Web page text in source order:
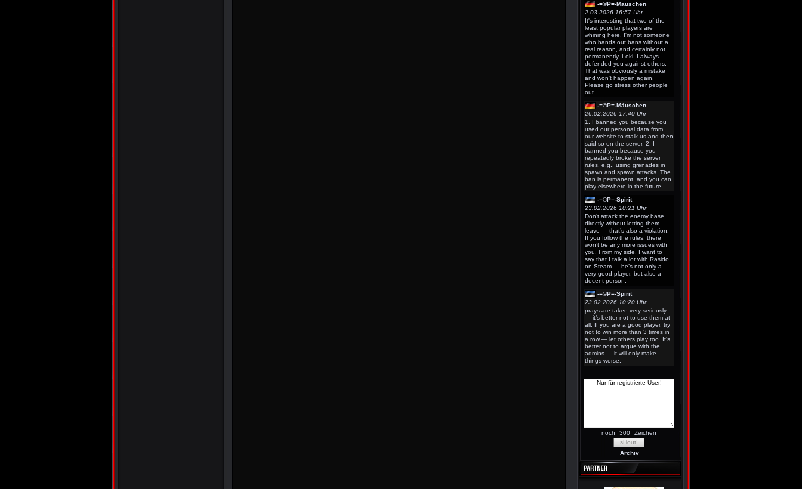
-=©P=-Mäuschen
2.03.2026 16:57 Uhr
It's interesting that two of the
least popular players are
whining here. I'm not someone
who hands out bans without a
real reason, and certainly not
permanently. Loki, I always
defended you against others.
That was obviously a mistake
and won't happen again.
Please go stress other people
out.
-=©P=-Mäuschen
26.02.2026 17:40 Uhr
1. I banned you because you
used our personal data from
our website to stalk us and then
said so on the server. 2. I
banned you because you
repeatedly broke the server
rules, e.g., using grenades in
spawn and spawn attacks. The
ban is permanent, and you can
play elsewhere in the future.
-=©P=-Spirit
23.02.2026 10:21 Uhr
Don’t attack the enemy base
directly without letting them
leave — that’s also a violation.
If you follow the rules, there
won’t be any more issues with
you. From my side, I want to
say that I talk a lot with Rasido
on Steam — he’s not only a
very good player, but also a
decent person.
-=©P=-Spirit
23.02.2026 10:20 Uhr
prays are taken very seriously
— it’s better not to use them at
all. If you are a good player, try
not to win more than 3 times in
a row — let others play too. It’s
better not to argue with the
admins — it will only make
things worse.
noch Zeichen
Archiv